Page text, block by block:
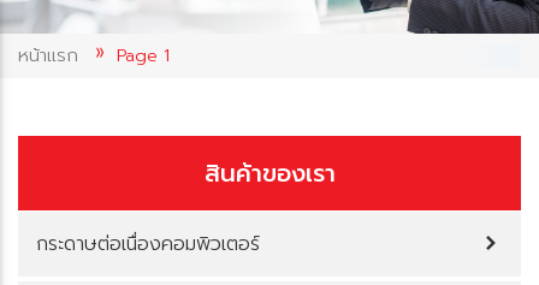
หน้าแรก Page 1
สินค้าของเรา
กระดาษต่อเนื่องคอมพิวเตอร์